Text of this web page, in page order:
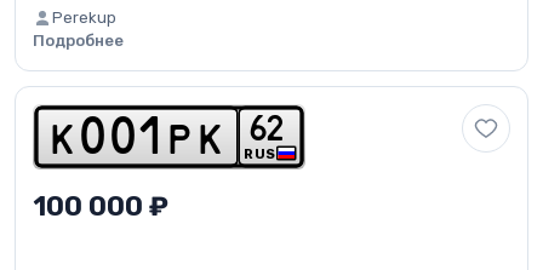
Perekup
Подробнее
k 0 0 1 p k RUS
62
100 000 ₽